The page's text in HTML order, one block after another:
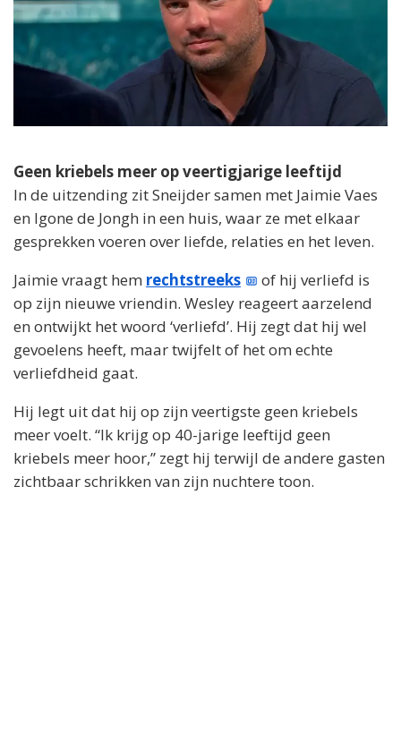
Geen kriebels meer op veertigjarige leeftijd
In de uitzending zit Sneijder samen met Jaimie Vaes
en Igone de Jongh in een huis, waar ze met elkaar
gesprekken voeren over liefde, relaties en het leven.
Jaimie vraagt hem rechtstreeks
of hij verliefd is
op zijn nieuwe vriendin. Wesley reageert aarzelend
en ontwijkt het woord ‘verliefd’. Hij zegt dat hij wel
gevoelens heeft, maar twijfelt of het om echte
verliefdheid gaat.
Hij legt uit dat hij op zijn veertigste geen kriebels
meer voelt. “Ik krijg op 40-jarige leeftijd geen
kriebels meer hoor,” zegt hij terwijl de andere gasten
zichtbaar schrikken van zijn nuchtere toon.